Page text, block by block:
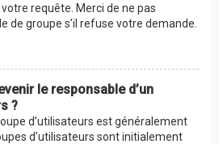
requête. Merci de ne pas
de groupe s’il refuse votre demande.
le responsable d’un
?
d’utilisateurs est généralement
d’utilisateurs sont initialement